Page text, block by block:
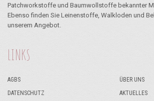
Patchworkstoffe und Baumwollstoffe bekannter
Ebenso finden Sie Leinenstoffe, Walkloden und
unserem Angebot.
LINKS
AGBS
DATENSCHUTZ
ÜBER UNS
AKTUELLES